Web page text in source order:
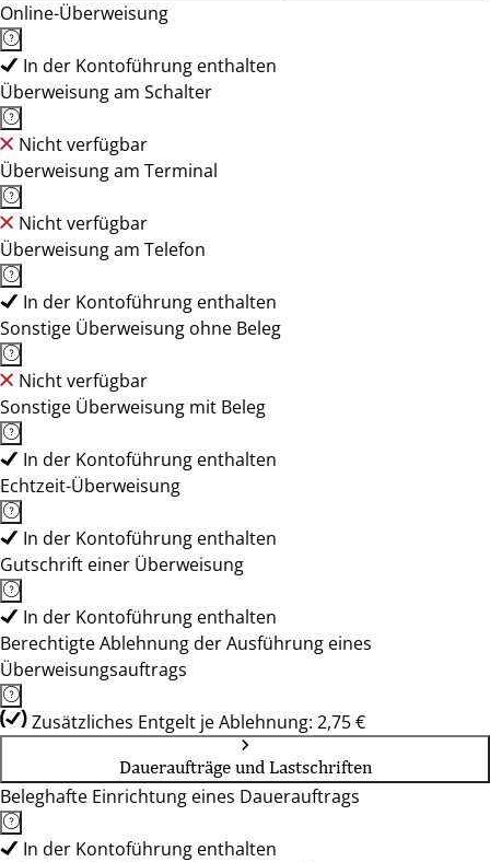
Online-Überweisung
In der Kontoführung enthalten
Überweisung am Schalter
Nicht verfügbar
Überweisung am Terminal
Nicht verfügbar
Überweisung am Telefon
In der Kontoführung enthalten
Sonstige Überweisung ohne Beleg
Nicht verfügbar
Sonstige Überweisung mit Beleg
In der Kontoführung enthalten
Echtzeit-Überweisung
In der Kontoführung enthalten
Gutschrift einer Überweisung
In der Kontoführung enthalten
Berechtigte Ablehnung der Ausführung eines
Überweisungsauftrags
Zusätzliches Entgelt je Ablehnung: 2,75 €
Daueraufträge und Lastschriften
Beleghafte Einrichtung eines Dauerauftrags
In der Kontoführung enthalten